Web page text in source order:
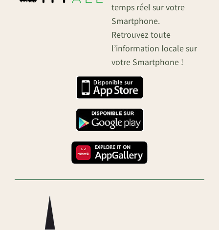
temps réel sur votre
Smartphone.
Retrouvez toute
l’information locale sur
votre Smartphone !